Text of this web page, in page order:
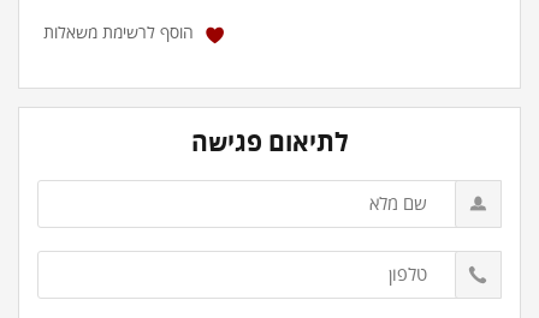
הוסף לרשימת משאלות
לתיאום פגישה